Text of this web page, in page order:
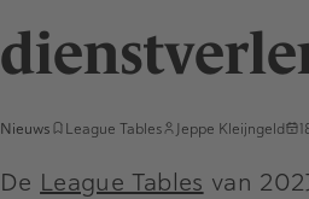
Nieuws League Tables Jeppe Kleijngeld
De League Tables van